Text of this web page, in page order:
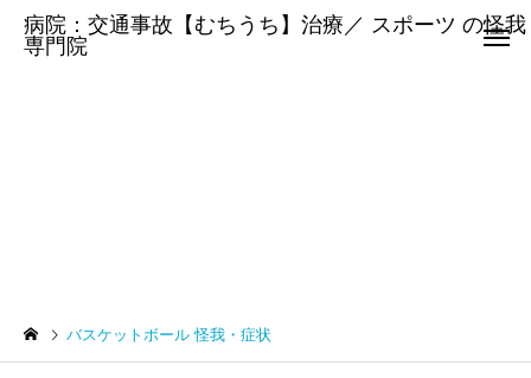
病院：交通事故【むちうち】治療／ スポーツ の怪我
専門院
バスケットボール 怪我・症状